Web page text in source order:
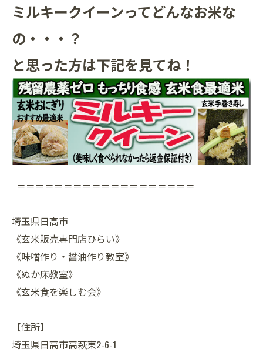
ミルキークイーンってどんなお米な
の・・・？
と思った方は下記を見てね！
＝＝＝＝＝＝＝＝＝＝＝＝＝＝＝＝＝＝＝
埼玉県日高市
《玄米販売専門店ひらい》
《味噌作り・醤油作り教室》
《ぬか床教室》
《玄米食を楽しむ会》
【住所】
埼玉県日高市高萩東2-6-1